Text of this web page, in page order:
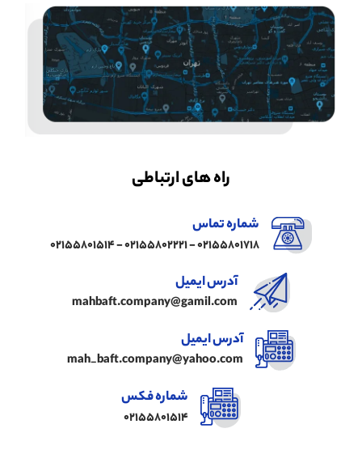
راه های ارتباطی
شماره تماس
02155801718 - 02155802221 - 02155801514
آدرس ایمیل
mahbaft.company@gamil.com
آدرس ایمیل
mah_baft.company@yahoo.com
شماره فکس
02155801514